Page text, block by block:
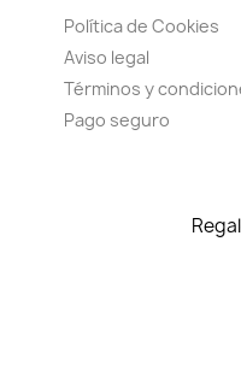
Política de Cookies
Aviso legal
Términos y
Pago seguro